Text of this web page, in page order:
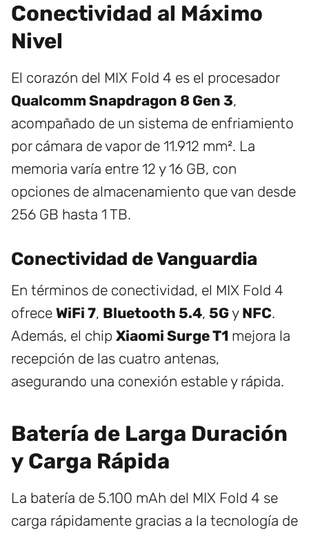
Conectividad al Máximo
Nivel
El corazón del MIX Fold 4 es el procesador
Qualcomm Snapdragon 8 Gen 3,
acompañado de un sistema de enfriamiento
por cámara de vapor de 11.912 mm². La
memoria varía entre 12 y 16 GB, con
opciones de almacenamiento que van desde
256 GB hasta 1 TB.
Conectividad de Vanguardia
En términos de conectividad, el MIX Fold 4
ofrece WiFi 7, Bluetooth 5.4, 5Gy NFC.
Además, el chip Xiaomi Surge T1 mejora la
recepción de las cuatro antenas,
asegurando una conexión estable y rápida.
Batería de Larga Duración
y Carga Rápida
La batería de 5.100 mAh del MIX Fold 4 se
carga rápidamente gracias a la tecnología de